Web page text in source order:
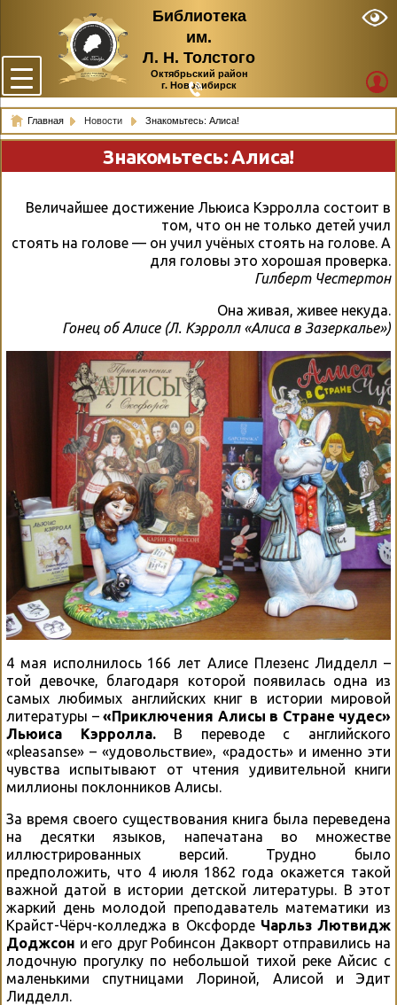
Библиотека
им.
Л. Н. Толстого
Октябрьский район
г. Новосибирск
Главная Новости Знакомьтесь: Алиса!
Знакомьтесь: Алиса!
Величайшее достижение Льюиса Кэрролла состоит в
том, что он не только детей учил
стоять на голове — он учил учёных стоять на голове. А
для головы это хорошая проверка.
Гилберт Честертон
Она живая, живее некуда.
Гонец об Алисе (Л. Кэрролл «Алиса в Зазеркалье»)
4 мая исполнилось 166 лет Алисе Плезенс Лидделл –
той девочке, благодаря которой появилась одна из
самых любимых английских книг в истории мировой
литературы – «Приключения Алисы в Стране чудес»
Льюиса Кэрролла.В переводе с английского
«pleasanse» – «удовольствие», «радость» и именно эти
чувства испытывают от чтения удивительной книги
миллионы поклонников Алисы.
За время своего существования книга была переведена
на десятки языков, напечатана во множестве
иллюстрированных версий. Трудно было
предположить, что 4 июля 1862 года окажется такой
важной датой в истории детской литературы. В этот
жаркий день молодой преподаватель математики из
Крайст-Чёрч-колледжа в Оксфорде Чарльз Лютвидж
Доджсон и его друг Робинсон Дакворт отправились на
лодочную прогулку по небольшой тихой реке Айсис с
маленькими спутницами Лориной, Алисой и Эдит
Лидделл.